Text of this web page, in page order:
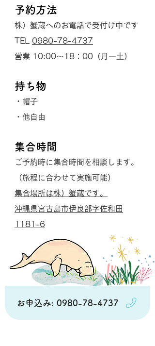
予約方法
株）蟹蔵へのお電話で受付け中です
TEL 0980-78-4737
営業 10:00～18：00（月ー土）​
持ち物
・帽子
・他自由
集合時間
ご予約時に集合時間を相談します。
（旅程に合わせて実施可能）
集合場所は株）蟹蔵です。
沖縄県宮古島市伊良部字佐和田
1181-6
お申込み: 0980-78-4737